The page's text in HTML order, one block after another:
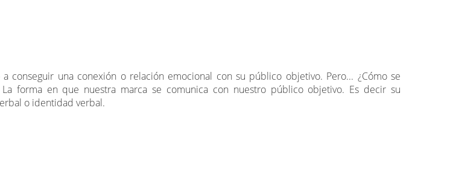
una conexión o relación emocional con su público objetivo. Pero... ¿Cómo se
forma en que nuestra marca se comunica con nuestro público objetivo. Es decir su
o identidad verbal.